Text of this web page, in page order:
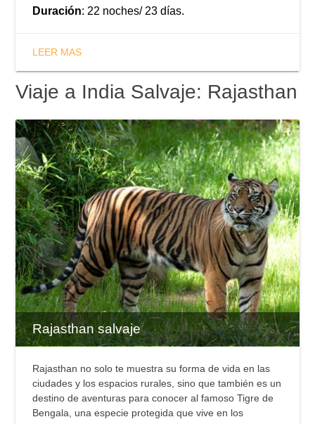
Duración: 22 noches/ 23 días.
LEER MAS
Viaje a India Salvaje: Rajasthan
Rajasthan salvaje
Rajasthan no solo te muestra su forma de vida en las
ciudades y los espacios rurales, sino que también es un
destino de aventuras para conocer al famoso Tigre de
Bengala, una especie protegida que vive en los